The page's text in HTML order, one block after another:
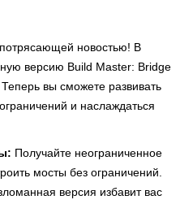
новостью! В
версию Build Master: Bridge
вы сможете развивать
и наслаждаться
Получайте неограниченное
мосты без ограничений.
версия избавит вас